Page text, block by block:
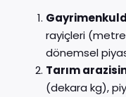
rayiçleri
dönemsel
Tarım
(dekara kg),